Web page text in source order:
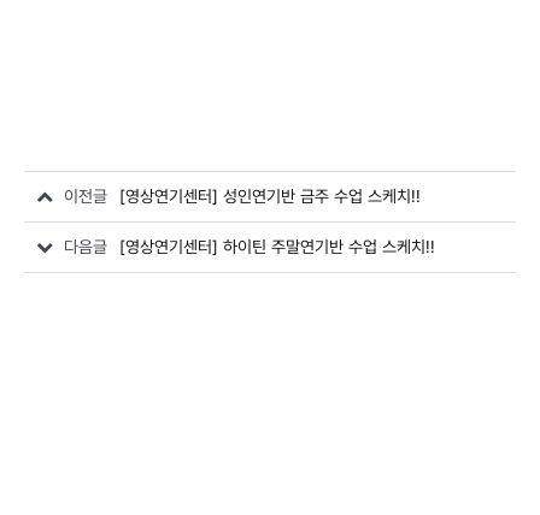
이전글 [영상연기센터] 성인연기반 금주 수업 스케치!!
다음글 [영상연기센터] 하이틴 주말연기반 수업 스케치!!